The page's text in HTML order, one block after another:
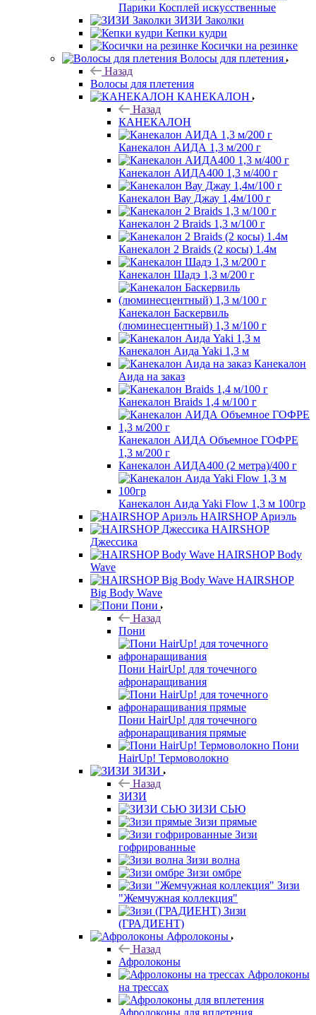
Парики Косплей искусственные
ЗИЗИ Заколки
Кепки кудри
Косички на резинке
Волосы для плетения
Назад
Волосы для плетения
КАНЕКАЛОН
Назад
КАНЕКАЛОН
Канекалон АИДА 1,3 м/200 г
Канекалон АИДА400 1,3 м/400 г
Канекалон Вау Джау 1,4м/100 г
Канекалон 2 Braids 1,3 м/100 г
Канекалон 2 Braids (2 косы) 1.4м
Канекалон Шадэ 1,3 м/200 г
Канекалон Баскервиль
(люминесцентный) 1,3 м/100 г
Канекалон Аида Yaki 1,3 м
Канекалон
Аида на заказ
Канекалон Braids 1,4 м/100 г
Канекалон АИДА Объемное ГОФРЕ
1,3 м/200 г
Канекалон АИДА400 (2 метра)/400 г
Канекалон Аида Yaki Flow 1,3 м 100гр
HAIRSHOP Ариэль
HAIRSHOP
Джессика
HAIRSHOP Body
Wave
HAIRSHOP
Big Body Wave
Пони
Назад
Пони
Пони HairUp! для точечного
афронаращивания
Пони HairUp! для точечного
афронаращивания прямые
Пони
HairUp! Термоволокно
ЗИЗИ
Назад
ЗИЗИ
ЗИЗИ СЬЮ
Зизи прямые
Зизи
гофрированные
Зизи волна
Зизи омбре
Зизи
"Жемчужная коллекция"
Зизи
(ГРАДИЕНТ)
Афролоконы
Назад
Афролоконы
Афролоконы
на трессах
Афролоконы для вплетения